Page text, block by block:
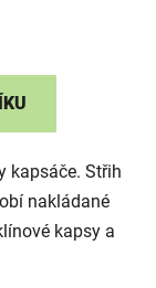
kapsáče. Střih
nakládané
kapsy a